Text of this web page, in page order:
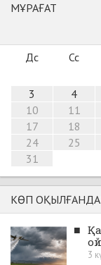
МҰРАҒАТ
Дс Сс
3
4
10
11
17
18
24
25
31
КӨП
■
3